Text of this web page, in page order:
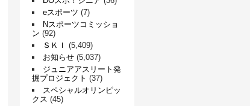
eスポーツ (7)
Nスポーツコミッショ
ン (92)
ＳＫＩ
(5,409)
お知らせ (5,037)
ジュニアアスリート発
掘プロジェクト (37)
スペシャルオリンピッ
クス (45)